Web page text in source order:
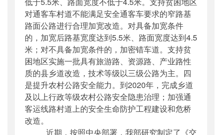
对通客车村道不能满足安全通客车要求的窄路基
路面公路进行合理加宽改造。对具备加宽条件
的，加宽后路基宽度达到5.5米、路面宽度达到4.5
米；对不具备加宽条件的，加密错车道。支持贫
困地区实施一批具有旅游路、资源路、产业路性
质的县乡道改造，技术等级以三级公路为主。四
是提升农村公路安全能力。到2020年，完成乡道
及以上行政等级农村公路安全隐患治理；加强通
客运线路村道上的安全生命防护工程建设和危桥
改造。
近期，按照中央部署，我部研究制定了《交